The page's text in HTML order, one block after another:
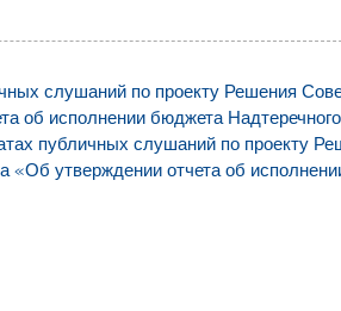
слушаний по проекту Решения
об исполнении бюджета
публичных слушаний по проекту
«Об утверждении отчета об